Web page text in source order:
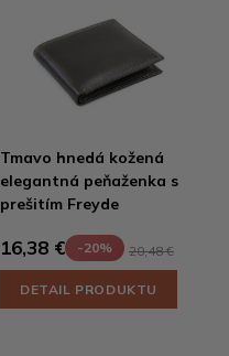
Tmavo hnedá kožená
elegantná peňaženka s
prešitím Freyde
16,38 € -20% 20,48 €
DETAIL PRODUKTU